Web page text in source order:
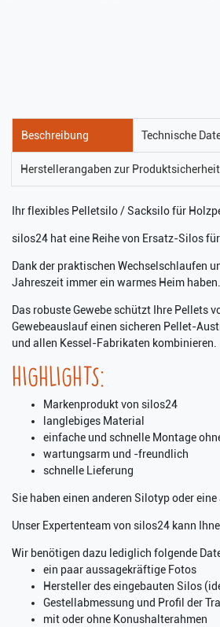
Beschreibung Technische
Herstellerangaben zur Produktsicherheit
Ihr flexibles Pelletsilo / Sacksilo für
silos24 hat eine Reihe von Ersatz-Silos
Dank der praktischen Wechselschlaufen
Jahreszeit immer ein warmes Heim haben.
Das robuste Gewebe schützt Ihre Pellets
Gewebeauslauf einen sicheren Pellet-
und allen Kessel-Fabrikaten kombinieren.
HIGHLIGHTS:
Markenprodukt von silos24
langlebiges Material
einfache und schnelle Montage
wartungsarm und -freundlich
schnelle Lieferung
Sie haben einen anderen Silotyp oder
Unser Expertenteam von silos24 kann
Wir benötigen dazu lediglich folgende
ein paar aussagekräftige Fotos
Hersteller des eingebauten Silos
Gestellabmessung und Profil der
mit oder ohne Konushalterahmen